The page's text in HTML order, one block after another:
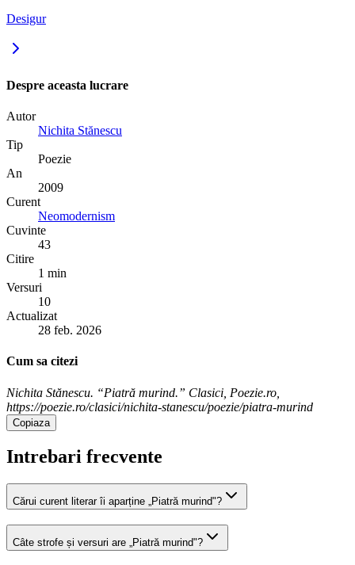
Desigur
Despre aceasta lucrare
Autor
Nichita Stănescu
Tip
Poezie
An
2009
Curent
Neomodernism
Cuvinte
43
Citire
1 min
Versuri
10
Actualizat
28 feb. 2026
Cum sa citezi
Nichita Stănescu. “Piatră murind.” Clasici, Poezie.ro,
https://poezie.ro/clasici/nichita-stanescu/poezie/piatra-murind
Copiaza
Intrebari frecvente
Cărui curent literar îi aparține „Piatră murind"?
Câte strofe și versuri are „Piatră murind"?